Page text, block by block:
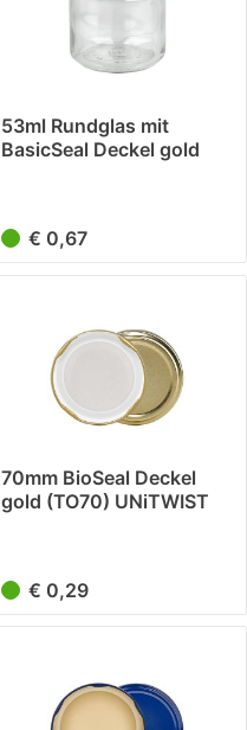
53ml Rundglas mit
BasicSeal Deckel gold
€ 0,67
70mm BioSeal Deckel
gold (TO70) UNiTWIST
€ 0,29